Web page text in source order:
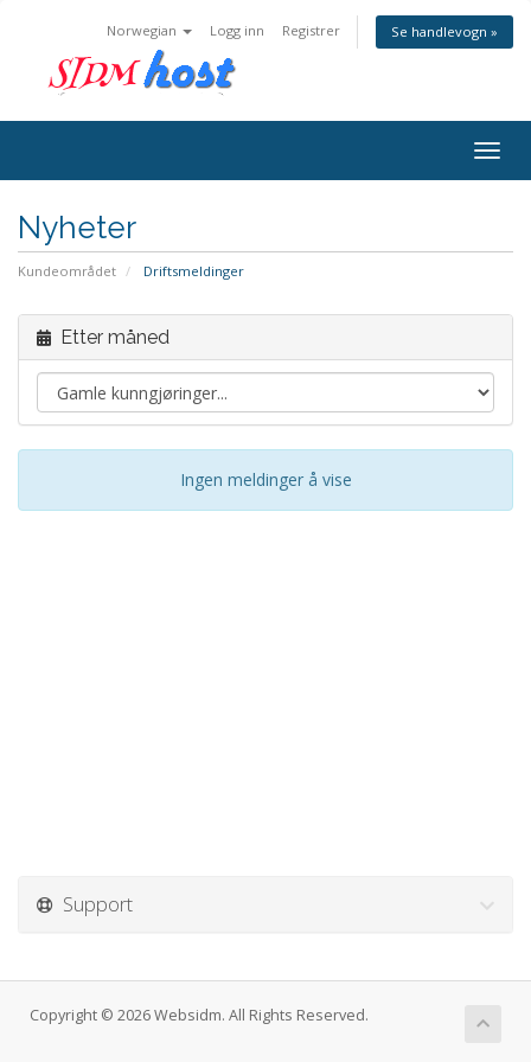
Norwegian Logg inn Registrer Se handlevogn »
Nyheter
Kundeområdet Driftsmeldinger
Etter måned
Ingen meldinger å vise
Support
Copyright © 2026 Websidm. All Rights Reserved.